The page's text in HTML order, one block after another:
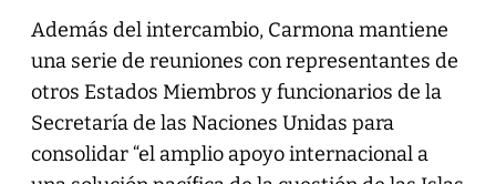
Además del intercambio, Carmona mantiene
una serie de reuniones con representantes de
otros Estados Miembros y funcionarios de la
Secretaría de las Naciones Unidas para
consolidar “el amplio apoyo internacional a